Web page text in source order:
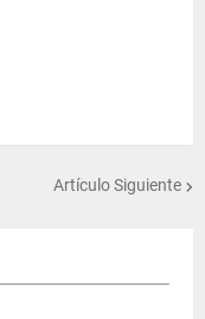
Artículo Siguiente